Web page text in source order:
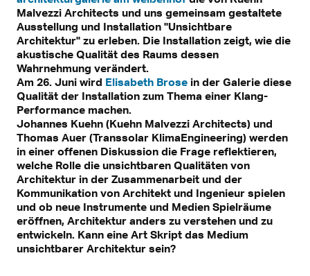
Malvezzi Architects und uns gemeinsam gestaltete
Ausstellung und Installation "Unsichtbare
Architektur" zu erleben. Die Installation zeigt, wie die
akustische Qualität des Raums dessen
Wahrnehmung verändert.
Am 26. Juni wird Elisabeth Brose in der Galerie diese
Qualität der Installation zum Thema einer Klang-
Performance machen.
Johannes Kuehn (Kuehn Malvezzi Architects) und
Thomas Auer (Transsolar KlimaEngineering) werden
in einer offenen Diskussion die Frage reflektieren,
welche Rolle die unsichtbaren Qualitäten von
Architektur in der Zusammenarbeit und der
Kommunikation von Architekt und Ingenieur spielen
und ob neue Instrumente und Medien Spielräume
eröffnen, Architektur anders zu verstehen und zu
entwickeln. Kann eine Art Skript das Medium
unsichtbarer Architektur sein?